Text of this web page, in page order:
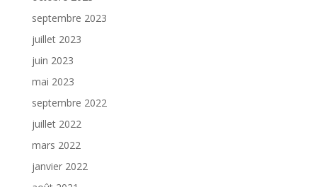
septembre 2023
juillet 2023
juin 2023
mai 2023
septembre 2022
juillet 2022
mars 2022
janvier 2022